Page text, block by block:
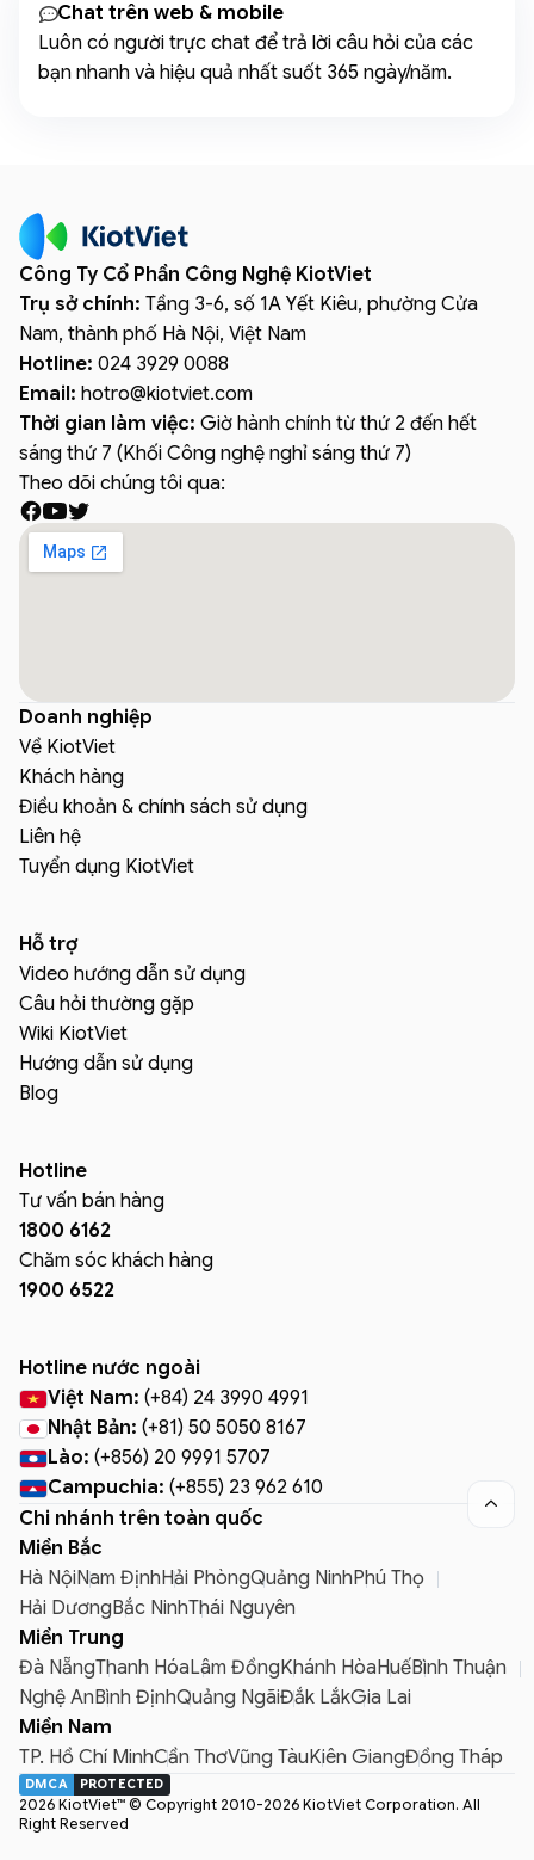
Chat trên web & mobile
Luôn có người trực chat để trả lời câu hỏi của các
bạn nhanh và hiệu quả nhất suốt 365 ngày/năm.
Công Ty Cổ Phần Công Nghệ KiotViet
Trụ sở chính: Tầng 3-6, số 1A Yết Kiêu, phường Cửa
Nam, thành phố Hà Nội, Việt Nam
Hotline: 024 3929 0088
Email: hotro@kiotviet.com
Thời gian làm việc: Giờ hành chính từ thứ 2 đến hết
sáng thứ 7 (Khối Công nghệ nghỉ sáng thứ 7)
Theo dõi chúng tôi qua:
Doanh nghiệp
Về KiotViet
Khách hàng
Điều khoản & chính sách sử dụng
Liên hệ
Tuyển dụng KiotViet
Hỗ trợ
Video hướng dẫn sử dụng
Câu hỏi thường gặp
Wiki KiotViet
Hướng dẫn sử dụng
Blog
Hotline
Tư vấn bán hàng
1800 6162
Chăm sóc khách hàng
1900 6522
Hotline nước ngoài
Việt Nam: (+84) 24 3990 4991
Nhật Bản: (+81) 50 5050 8167
Lào: (+856) 20 9991 5707
Campuchia: (+855) 23 962 610

Chi nhánh trên toàn quốc
Miền Bắc
Hà NộiNam ĐịnhHải PhòngQuảng NinhPhú Thọ
Hải DươngBắc NinhThái Nguyên
Miền Trung
Đà NẵngThanh HóaLâm ĐồngKhánh HòaHuếBình Thuận
Nghệ AnBình ĐịnhQuảng NgãiĐắk LắkGia Lai
Miền Nam
TP. Hồ Chí MinhCần ThơVũng TàuKiên GiangĐồng Tháp
DMCA PROTECTED
2026 KiotViet™ © Copyright 2010-2026 KiotViet Corporation. All
Right Reserved